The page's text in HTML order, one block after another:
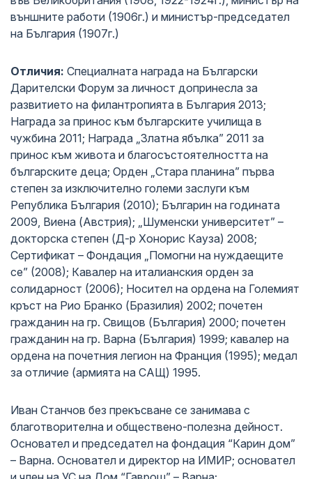
външните работи (1906г.) и министър-председател
на България (1907г.)
Отличия: Специалната награда на Български
Дарителски Форум за личност допринесла за
развитието на филантропията в България 2013;
Награда за принос към българските училища в
чужбина 2011; Награда „Златна ябълка” 2011 за
принос към живота и благосъстоятелността на
българските деца; Орден „Стара планина” първа
степен за изключително големи заслуги към
Република България (2010); Българин на годината
2009, Виена (Австрия); „Шуменски университет” –
докторска степен (Д-р Хонорис Кауза) 2008;
Сертификат – Фондация „Помогни на нуждаещите
се” (2008); Кавалер на италианския орден за
солидарност (2006); Носител на ордена на Големият
кръст на Рио Бранко (Бразилия) 2002; почетен
гражданин на гр. Свищов (България) 2000; почетен
гражданин на гр. Варна (България) 1999; кавалер на
ордена на почетния легион на Франция (1995); медал
за отличие (армията на САЩ) 1995.
Иван Станчов без прекъсване се занимава с
благотворителна и обществено-полезна дейност.
Основател и председател на фондация “Карин дом”
– Варна. Основател и директор на ИМИР; основател